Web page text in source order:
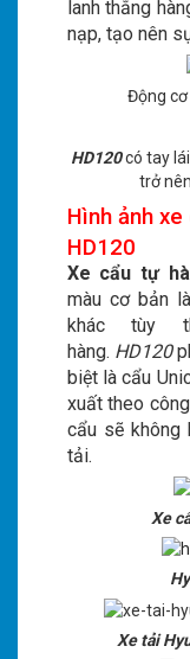
lanh thẳng
nạp, tạo nên
Động cơ
HD120có tay
trở
Hình ảnh
HD120
Xe cẩu tự
màu cơ bản
khác tùy
hàng. HD120
biệt là cẩu
xuất theo
cẩu sẽ không
tải.
Xe
Xe tải